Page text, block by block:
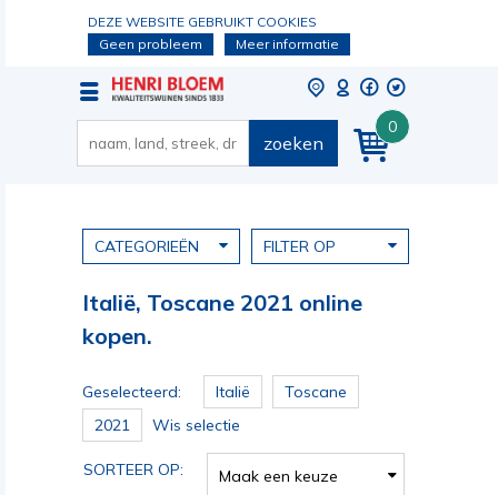
DEZE WEBSITE GEBRUIKT COOKIES
Geen probleem
Meer informatie
0
zoeken
CATEGORIEËN FILTER OP
Italië, Toscane 2021 online
kopen.
Geselecteerd: Italië
Toscane
2021
Wis selectie
SORTEER OP: Maak een keuze